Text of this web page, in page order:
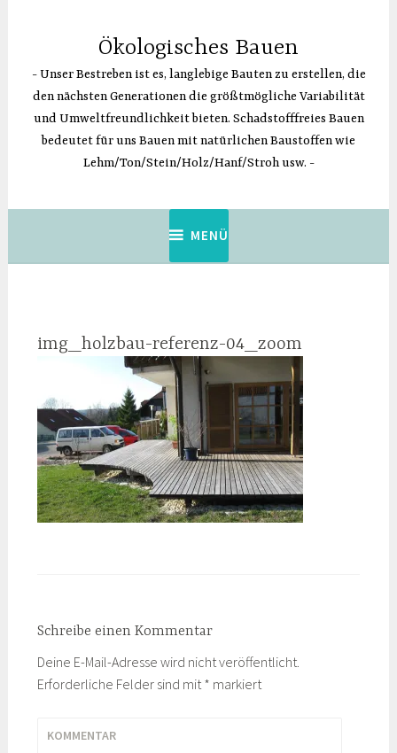
Ökologisches Bauen
Unser Bestreben ist es, langlebige Bauten zu erstellen, die
den nächsten Generationen die größtmögliche Variabilität
und Umweltfreundlichkeit bieten. Schadstofffreies Bauen
bedeutet für uns Bauen mit natürlichen Baustoffen wie
Lehm/Ton/Stein/Holz/Hanf/Stroh usw.
MENÜ
img_holzbau-referenz-04_zoom
Schreibe einen Kommentar
Deine E-Mail-Adresse wird nicht veröffentlicht.
Erforderliche Felder sind mit * markiert
KOMMENTAR